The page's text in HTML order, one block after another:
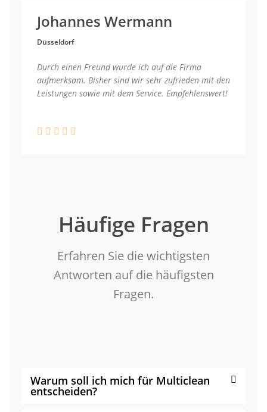
Johannes Wermann
Düsseldorf
Durch einen Freund wurde ich auf die Firma
aufmerksam. Bisher sind wir sehr zufrieden mit den
Leistungen sowie mit dem Service. Empfehlenswert!
Häufige Fragen
Erfahren Sie die wichtigsten
Antworten auf die häufigsten
Fragen.
Warum soll ich mich für Multiclean
entscheiden?